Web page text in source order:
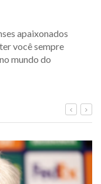
apaixonados
você sempre
mundo do